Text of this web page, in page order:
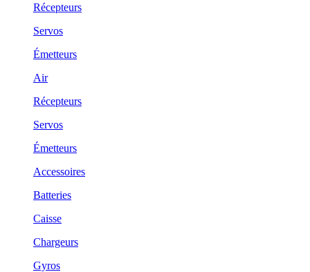
Récepteurs
Servos
Émetteurs
Air
Récepteurs
Servos
Émetteurs
Accessoires
Batteries
Caisse
Chargeurs
Gyros